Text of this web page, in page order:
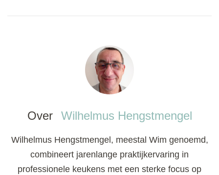
Over Wilhelmus Hengstmengel
Wilhelmus Hengstmengel, meestal Wim genoemd,
combineert jarenlange praktijkervaring in
professionele keukens met een sterke focus op